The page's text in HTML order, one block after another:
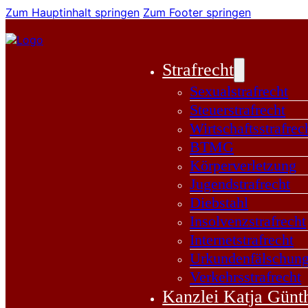
Zum Hauptinhalt springen Zum Footer springen
Strafrecht
Sexualstrafrecht
Steuerstrafrecht
BTMG
Körperverletzung
Jugendstrafrecht
Diebstahl
Insolvenzstrafrecht
Internetstrafrecht
Urkundenfälschung
Verkehrsstrafrecht
Kanzlei Katja